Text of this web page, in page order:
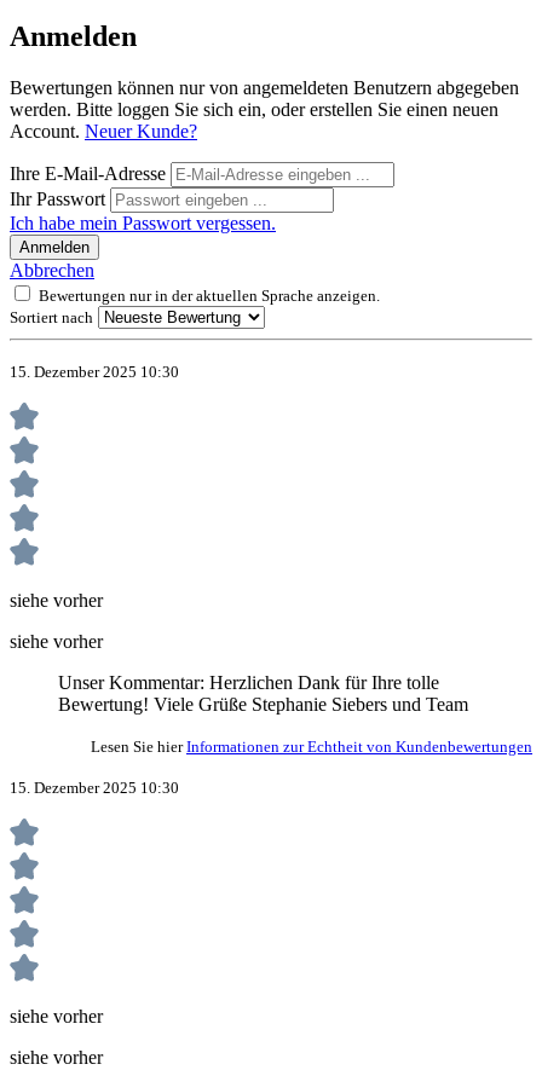
Anmelden
Bewertungen können nur von angemeldeten Benutzern abgegeben
werden. Bitte loggen Sie sich ein, oder erstellen Sie einen neuen
Account. Neuer Kunde?
Ihre E-Mail-Adresse
Ihr Passwort
Ich habe mein Passwort vergessen.
Anmelden
Abbrechen
Bewertungen nur in der aktuellen Sprache anzeigen.
Sortiert nach
15. Dezember 2025 10:30
siehe vorher
siehe vorher
Unser Kommentar: Herzlichen Dank für Ihre tolle
Bewertung! Viele Grüße Stephanie Siebers und Team
Lesen Sie hierInformationen zur Echtheit von Kundenbewertungen
15. Dezember 2025 10:30
siehe vorher
siehe vorher